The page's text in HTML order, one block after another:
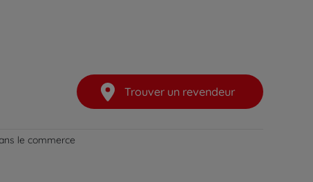
Trouver un revendeur
le commerce